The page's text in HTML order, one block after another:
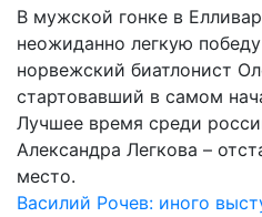
В мужской гонке в
неожиданно легкую
норвежский биатлонист
стартовавший в самом
Лучшее время среди
Александра Легкова –
место.
Василий Рочев: иного